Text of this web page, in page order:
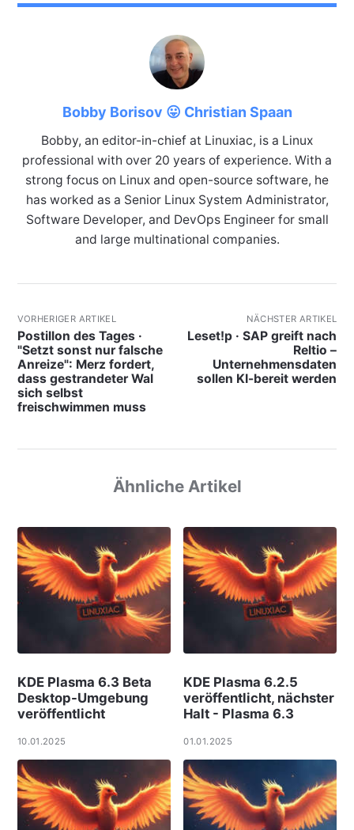
Bobby Borisov 😛 Christian Spaan
Bobby, an editor-in-chief at Linuxiac, is a Linux
professional with over 20 years of experience. With a
strong focus on Linux and open-source software, he
has worked as a Senior Linux System Administrator,
Software Developer, and DevOps Engineer for small
and large multinational companies.
VORHERIGER ARTIKEL
Postillon des Tages ·
"Setzt sonst nur falsche
Anreize": Merz fordert,
dass gestrandeter Wal
sich selbst
freischwimmen muss
NÄCHSTER ARTIKEL
Leset!p · SAP greift nach
Reltio –
Unternehmensdaten
sollen KI-bereit werden
Ähnliche Artikel
KDE Plasma 6.3 Beta
Desktop-Umgebung
veröffentlicht
10.01.2025
KDE Plasma 6.2.5
veröffentlicht, nächster
Halt - Plasma 6.3
01.01.2025